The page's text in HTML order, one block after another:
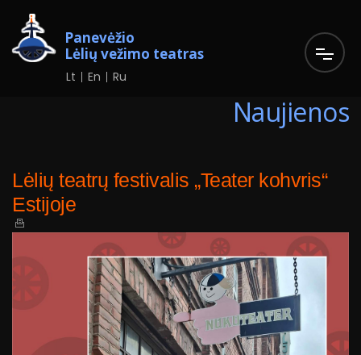
Panevėžio
Lėlių vežimo teatras
Lt En Ru
Naujienos
Lėlių teatrų festivalis „Teater kohvris“
Estijoje